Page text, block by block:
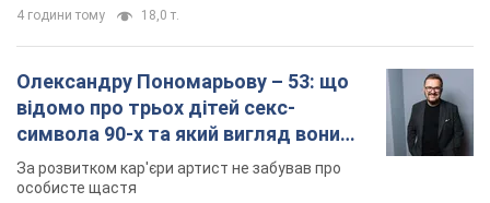
4 години тому 18,0 т.
Олександру Пономарьову – 53: що
відомо про трьох дітей секс-
символа 90-х та який вигляд вони
мають
За розвитком кар'єри артист не забував про
особисте щастя